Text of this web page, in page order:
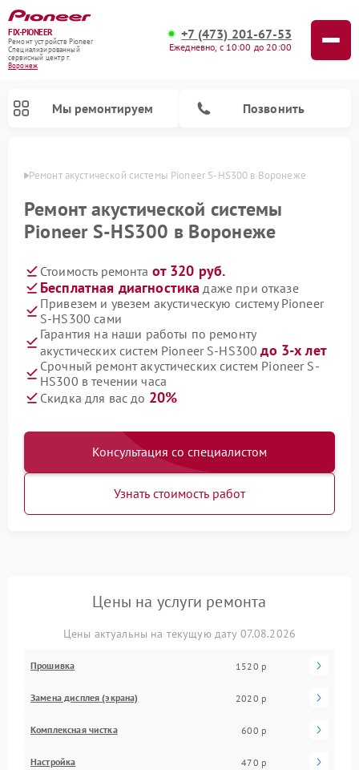
FIX-PIONEER
Ремонт устройств Pioneer
Специализированный
cервисный центр г.
Воронеж
+7 (473) 201-67-53
Ежедневно, с 10:00 до 20:00
Мы ремонтируем Позвонить
Ремонт акустической системы Pioneer S-HS300 в Воронеже
Ремонт акустической системы
Pioneer S-HS300 в Воронеже
Стоимость ремонта от 320 руб.
Бесплатная диагностика даже при отказе
Привезем и увезем акустическую систему Pioneer
S-HS300 сами
Гарантия на наши работы по ремонту
акустических систем Pioneer S-HS300до 3-х лет
Срочный ремонт акустических систем Pioneer S-
HS300 в течении часа
Скидка для вас до 20%
Консультация со специалистом
Узнать стоимость работ
Цены на услуги ремонта
Цены актуальны на текущую дату 07.08.2026
Прошивка 1520 р
Замена дисплея (экрана) 2020 р
Комплексная чистка 600 р
Настройка 470 р